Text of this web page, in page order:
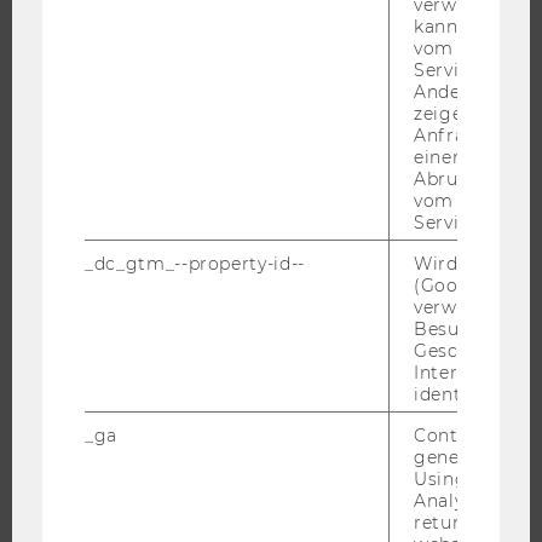
WU FOUNDATION
verwendet
kann, um
vom AMP-
Service
Andere
zeigen Opt-
Anfrage im
einen Fehler
Abrufen
vom AMP
Service an.
_dc_gtm_--property-id--
Wird von
(Google Tag
verwendet,
Besucher
Geschlecht
Interessen zu
identifizieren.
_ga
Contains a
generated
Using this
Analytics can
returning